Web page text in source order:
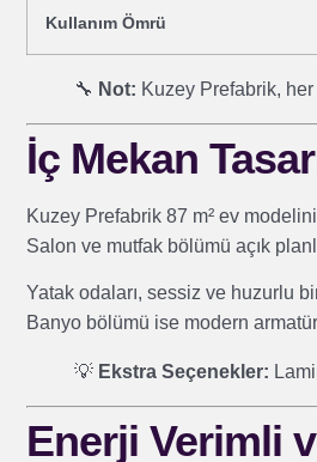
Kullanım Ömrü
🔧 Not: Kuzey Prefabrik,
İç Mekan
Kuzey Prefabrik 87 m² ev
Salon ve mutfak bölümü açık
Yatak odaları, sessiz ve huzurlu
Banyo bölümü ise modern
💡 Ekstra Seçenekler:
Enerji Verimli